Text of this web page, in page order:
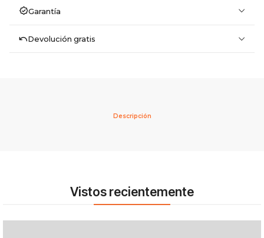
Garantía
Devolución gratis
Descripción
Vistos recientemente